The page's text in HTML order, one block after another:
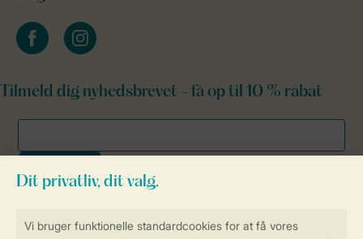
Sikker og hurtig online booking
facebookinstagram
Tilmeld dig nyhedsbrevet - få op til 10 % rabat